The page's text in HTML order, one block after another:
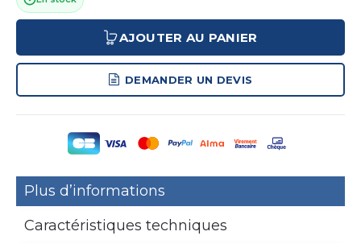
AJOUTER AU PANIER
DEMANDER UN DEVIS
Plus d’informations
Caractéristiques techniques